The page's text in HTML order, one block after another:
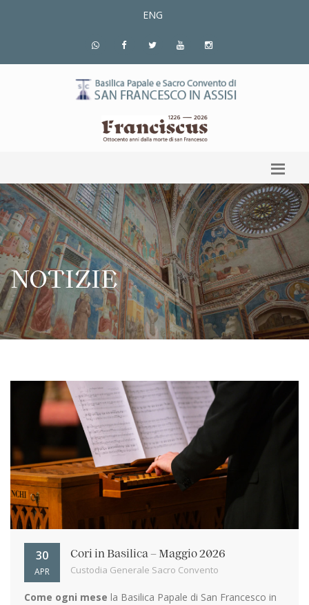
ENG
NOTIZIE
30
APR
Cori in Basilica – Maggio 2026
Custodia Generale Sacro Convento
Come ogni mese la Basilica Papale di San Francesco in